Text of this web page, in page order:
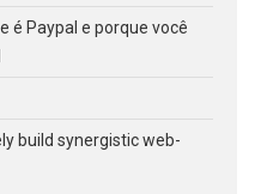
é Paypal e porque você
build synergistic web-